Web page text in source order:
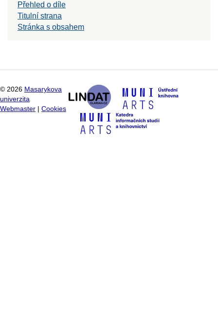
Přehled o díle
Titulní strana
Stránka s obsahem
© 2026 Masarykova
univerzita
Webmaster
Cookies